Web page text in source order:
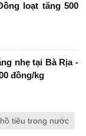
loạt tăng 500
nhẹ tại Bà Rịa -
đồng/kg
tiêu trong nước